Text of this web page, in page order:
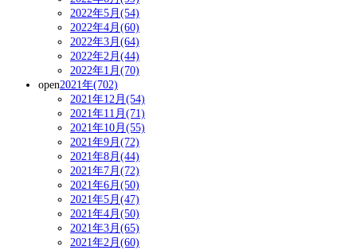
2022年5月(54)
2022年4月(60)
2022年3月(64)
2022年2月(44)
2022年1月(70)
open2021年(702)
2021年12月(54)
2021年11月(71)
2021年10月(55)
2021年9月(72)
2021年8月(44)
2021年7月(72)
2021年6月(50)
2021年5月(47)
2021年4月(50)
2021年3月(65)
2021年2月(60)